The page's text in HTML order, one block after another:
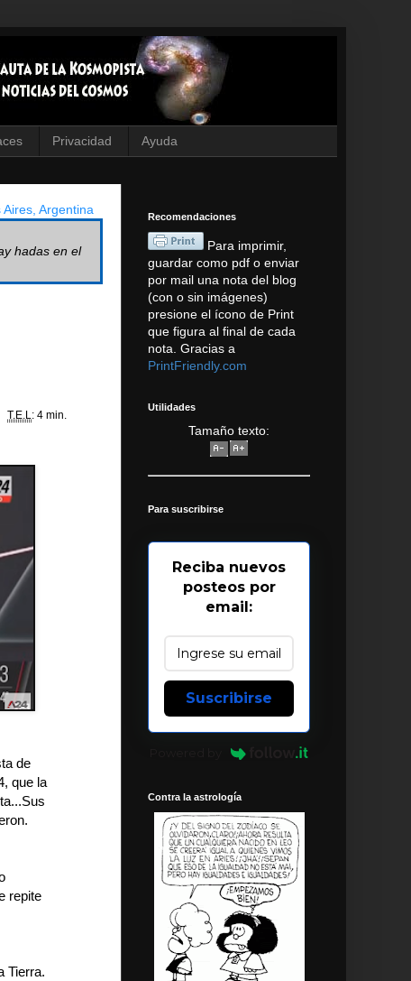
Privacidad Ayuda
Argentina
hadas en el
T.E.L: 4 min.
de
que la
repite
Tierra.
Recomendaciones
Para imprimir,
guardar como pdf o enviar
por mail una nota del blog
(con o sin imágenes)
presione el ícono de Print
que figura al final de cada
nota. Gracias a
PrintFriendly.com
Utilidades
Tamaño texto:
Para suscribirse
Reciba nuevos
posteos por
email:
Suscribirse
Contra la astrología